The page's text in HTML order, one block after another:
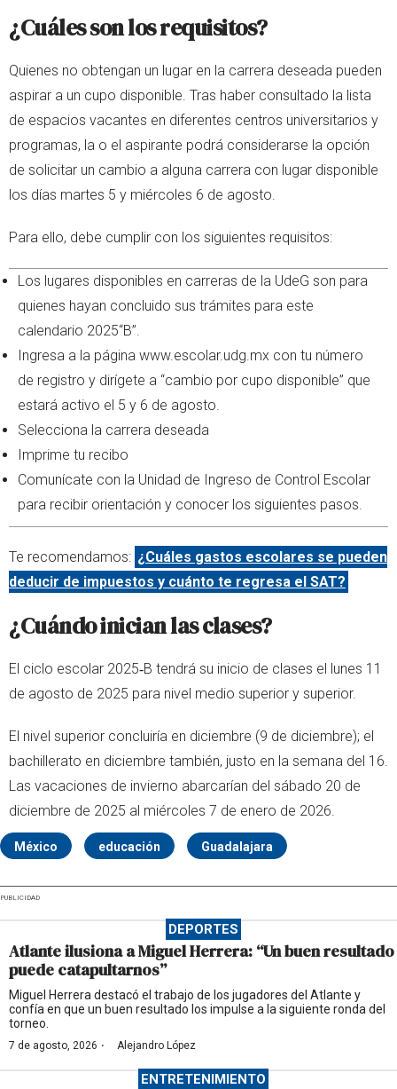
¿Cuáles son los requisitos?
Quienes no obtengan un lugar en la carrera deseada pueden
aspirar a un cupo disponible. Tras haber consultado la lista
de espacios vacantes en diferentes centros universitarios y
programas, la o el aspirante podrá considerarse la opción
de solicitar un cambio a alguna carrera con lugar disponible
los días martes 5 y miércoles 6 de agosto.
Para ello, debe cumplir con los siguientes requisitos:
Los lugares disponibles en carreras de la UdeG son para
quienes hayan concluido sus trámites para este
calendario 2025“B”.
Ingresa a la página www.escolar.udg.mx con tu número
de registro y dirígete a “cambio por cupo disponible” que
estará activo el 5 y 6 de agosto.
Selecciona la carrera deseada
Imprime tu recibo
Comunícate con la Unidad de Ingreso de Control Escolar
para recibir orientación y conocer los siguientes pasos.
Te recomendamos: ¿Cuáles gastos escolares se pueden
deducir de impuestos y cuánto te regresa el SAT?
¿Cuándo inician las clases?
El ciclo escolar 2025‑B tendrá su inicio de clases el lunes 11
de agosto de 2025 para nivel medio superior y superior.
El nivel superior concluiría en diciembre (9 de diciembre); el
bachillerato en diciembre también, justo en la semana del 16.
Las vacaciones de invierno abarcarían del sábado 20 de
diciembre de 2025 al miércoles 7 de enero de 2026.
México educación Guadalajara
PUBLICIDAD
DEPORTES
Atlante ilusiona a Miguel Herrera: “Un buen resultado
puede catapultarnos”
Miguel Herrera destacó el trabajo de los jugadores del Atlante y
confía en que un buen resultado los impulse a la siguiente ronda del
torneo.
7 de agosto, 2026 · Alejandro López
ENTRETENIMIENTO